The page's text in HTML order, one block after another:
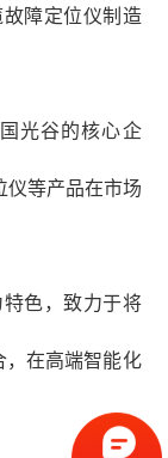
障定位仪制造
光谷的核心企
仪等产品在市场
特色，致力于将
，在高端智能化